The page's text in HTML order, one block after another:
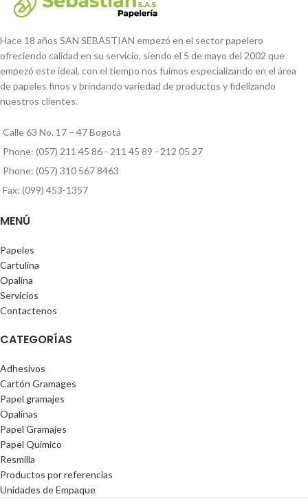
Hace 18 años SAN SEBASTIAN empezó en el sector papelero
ofreciendo calidad en su servicio, siendo el 5 de mayo del 2002 que
empezó este ideal, con el tiempo nos fuimos especializando en el área
de papeles finos y brindando variedad de productos y fidelizando
nuestros clientes.
Calle 63 No. 17 – 47 Bogotá
Phone: (057) 211 45 86 - 211 45 89 - 212 05 27
Phone: (057) 310 567 8463
Fax: (099) 453-1357
MENÚ
Papeles
Cartulina
Opalina
Servicios
Contactenos
CATEGORÍAS
Adhesivos
Cartón Gramages
Papel gramajes
Opalinas
Papel Gramajes
Papel Quimico
Resmilla
Productos por referencias
Unidades de Empaque